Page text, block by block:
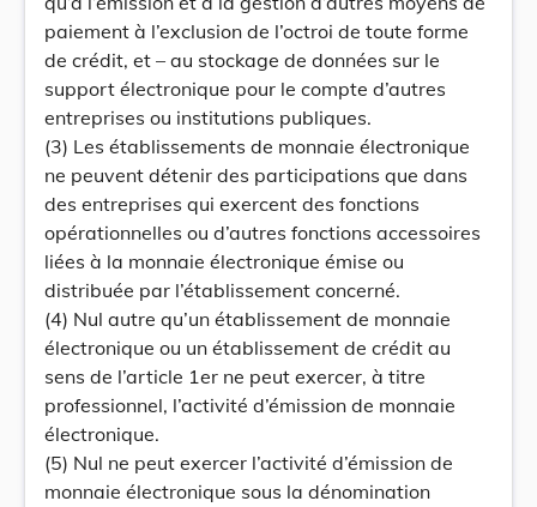
paiement à l’exclusion de l’octroi de toute forme
de crédit, et – au stockage de données sur le
support électronique pour le compte d’autres
entreprises ou institutions publiques.
(3) Les établissements de monnaie électronique
ne peuvent détenir des participations que dans
des entreprises qui exercent des fonctions
opérationnelles ou d’autres fonctions accessoires
liées à la monnaie électronique émise ou
distribuée par l’établissement concerné.
(4) Nul autre qu’un établissement de monnaie
électronique ou un établissement de crédit au
sens de l’article 1er ne peut exercer, à titre
professionnel, l’activité d’émission de monnaie
électronique.
(5) Nul ne peut exercer l’activité d’émission de
monnaie électronique sous la dénomination